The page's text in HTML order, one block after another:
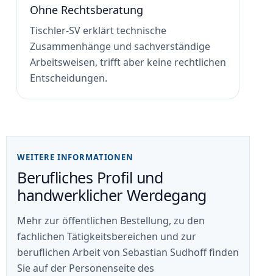
Ohne Rechtsberatung
Tischler-SV erklärt technische
Zusammenhänge und sachverständige
Arbeitsweisen, trifft aber keine rechtlichen
Entscheidungen.
WEITERE INFORMATIONEN
Berufliches Profil und
handwerklicher Werdegang
Mehr zur öffentlichen Bestellung, zu den
fachlichen Tätigkeitsbereichen und zur
beruflichen Arbeit von Sebastian Sudhoff finden
Sie auf der Personenseite des